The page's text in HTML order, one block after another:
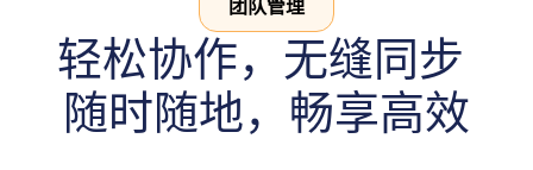
团队管理
轻松协作，无缝同步
随时随地，畅享高效